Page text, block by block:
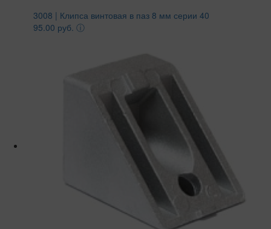
3008 | Клипса винтовая в паз 8 мм серии 40
95.00 руб. ⓘ